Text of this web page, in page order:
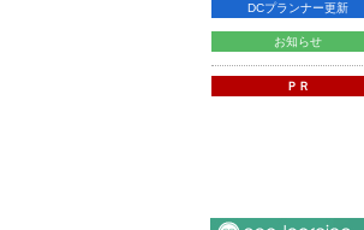
DCプランナー更新
お知らせ
ＰＲ